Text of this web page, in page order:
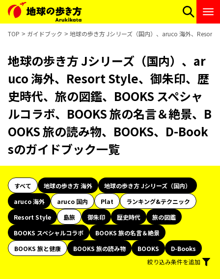
TOP ガイドブック 地球の歩き方 Jシリーズ（国内）、aruco 海外、Resort
地球の歩き方 Jシリーズ（国内）、ar
uco 海外、Resort Style、御朱印、歴
史時代、旅の図鑑、BOOKS スペシャ
ルコラボ、BOOKS 旅の名言＆絶景、B
OOKS 旅の読み物、BOOKS、D-Book
sのガイドブック一覧
すべて 地球の歩き方 海外
地球の歩き方 Jシリーズ（国内）
aruco 海外
aruco 国内 Plat
ランキング&テクニック
Resort Style
島旅 御朱印 歴史時代
旅の図鑑
BOOKS スペシャルコラボ
BOOKS 旅の名言＆絶景
BOOKS 旅と健康
BOOKS 旅の読み物 BOOKS
D-Books
絞り込み条件を追加